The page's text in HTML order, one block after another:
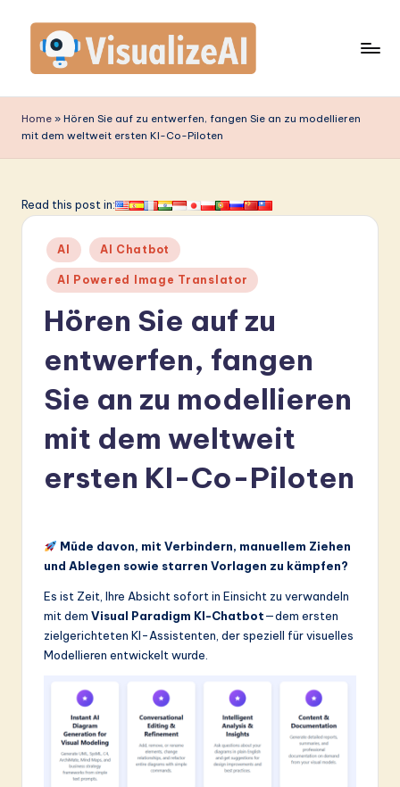
content
is
u
li
G
m
Home » Hören Sie auf zu entwerfen, fangen Sie an zu modellieren
mit dem weltweit ersten KI-Co-Piloten
Read this post in:
Posted
in
AI AI Chatbot
AI Powered Image Translator
Hören Sie auf zu
entwerfen, fangen
Sie an zu modellieren
mit dem weltweit
ersten KI-Co-Piloten
Müde davon, mit Verbindern, manuellem Ziehen
und Ablegen sowie starren Vorlagen zu kämpfen?
Es ist Zeit, Ihre Absicht sofort in Einsicht zu verwandeln
mit dem Visual Paradigm KI-Chatbot—dem ersten
zielgerichteten KI-Assistenten, der speziell für visuelles
Modellieren entwickelt wurde.